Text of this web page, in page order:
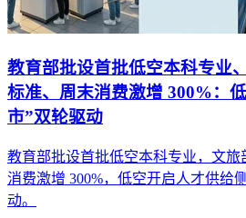
教育部批设首批低空本科专业
标准、周末消费激增 300%：
市”双轮驱动
教育部批设首批低空本科专业，文
消费激增 300%，低空开启人才供给
动。